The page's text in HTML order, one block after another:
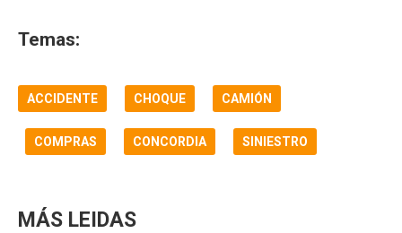
Temas:
ACCIDENTE CHOQUE CAMIÓN
COMPRAS CONCORDIA SINIESTRO
MÁS LEIDAS